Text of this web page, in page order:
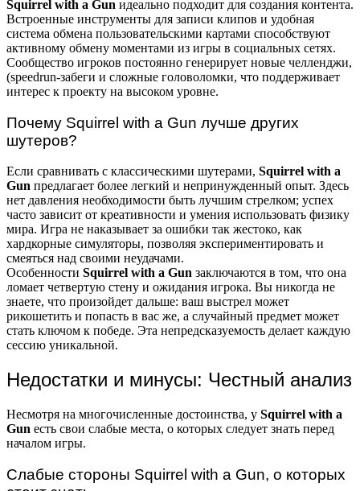
Squirrel with a Gun идеально подходит для создания контента.
Встроенные инструменты для записи клипов и удобная
система обмена пользовательскими картами способствуют
активному обмену моментами из игры в социальных сетях.
Сообщество игроков постоянно генерирует новые челленджи,
(speedrun-забеги и сложные головоломки, что поддерживает
интерес к проекту на высоком уровне.
Почему Squirrel with a Gun лучше других
шутеров?
Если сравнивать с классическими шутерами, Squirrel with a
Gun предлагает более легкий и непринужденный опыт. Здесь
нет давления необходимости быть лучшим стрелком; успех
часто зависит от креативности и умения использовать физику
мира. Игра не наказывает за ошибки так жестоко, как
хардкорные симуляторы, позволяя экспериментировать и
смеяться над своими неудачами.
Особенности Squirrel with a Gun заключаются в том, что она
ломает четвертую стену и ожидания игрока. Вы никогда не
знаете, что произойдет дальше: ваш выстрел может
рикошетить и попасть в вас же, а случайный предмет может
стать ключом к победе. Эта непредсказуемость делает каждую
сессию уникальной.
Недостатки и минусы: Честный анализ
Несмотря на многочисленные достоинства, у Squirrel with a
Gun есть свои слабые места, о которых следует знать перед
началом игры.
Слабые стороны Squirrel with a Gun, о которых